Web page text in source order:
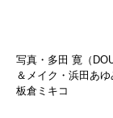
写真・多田 寛（
＆メイク・浜田あ
板倉ミキコ